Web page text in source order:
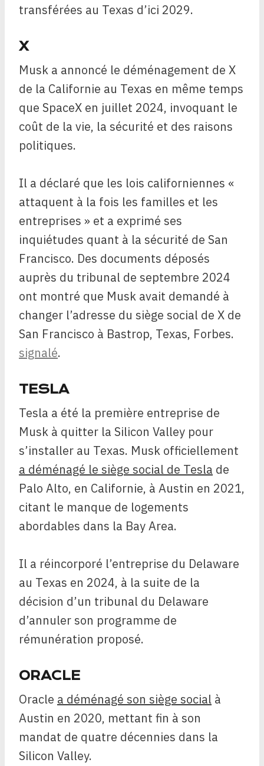
transférées au Texas d’ici 2029.
X
Musk a annoncé le déménagement de X
de la Californie au Texas en même temps
que SpaceX en juillet 2024, invoquant le
coût de la vie, la sécurité et des raisons
politiques.
Il a déclaré que les lois californiennes «
attaquent à la fois les familles et les
entreprises » et a exprimé ses
inquiétudes quant à la sécurité de San
Francisco. Des documents déposés
auprès du tribunal de septembre 2024
ont montré que Musk avait demandé à
changer l’adresse du siège social de X de
San Francisco à Bastrop, Texas, Forbes.
signalé.
TESLA
Tesla a été la première entreprise de
Musk à quitter la Silicon Valley pour
s’installer au Texas. Musk officiellement
a déménagé le siège social de Tesla de
Palo Alto, en Californie, à Austin en 2021,
citant le manque de logements
abordables dans la Bay Area.
Il a réincorporé l’entreprise du Delaware
au Texas en 2024, à la suite de la
décision d’un tribunal du Delaware
d’annuler son programme de
rémunération proposé.
ORACLE
Oracle a déménagé son siège social à
Austin en 2020, mettant fin à son
mandat de quatre décennies dans la
Silicon Valley.